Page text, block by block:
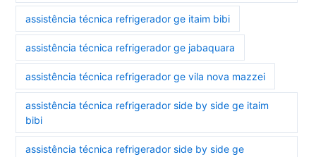
assistência técnica refrigerador ge itaim bibi
assistência técnica refrigerador ge jabaquara
assistência técnica refrigerador ge vila nova mazzei
assistência técnica refrigerador side by side ge itaim
bibi
assistência técnica refrigerador side by side ge